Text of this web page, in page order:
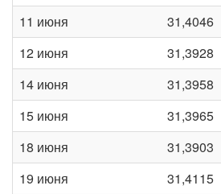
11 июня
31,4046
12 июня
31,3928
14 июня
31,3958
15 июня
31,3965
18 июня
31,3903
19 июня
31,4115